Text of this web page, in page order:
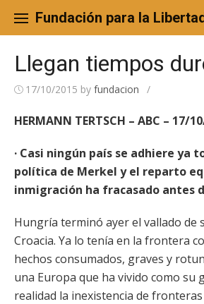
content
Fundación para la
Llegan tiempos
17/10/2015 by fundacion /
HERMANN TERTSCH – ABC – 17/
· Casi ningún país se adhiere ya
política de Merkel y el reparto
inmigración ha fracasado antes
Hungría terminó ayer el vallado de
Croacia. Ya lo tenía en la frontera
hechos consumados, graves y
una Europa que ha vivido como su
realidad la inexistencia de